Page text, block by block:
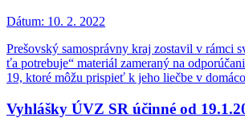
Dátum: 10. 2. 2022
Prešovský samosprávny kraj zostavil v rámci
ťa potrebuje“ materiál zameraný na
19, ktoré môžu prispieť k jeho liečbe v
Vyhlášky ÚVZ SR účinné od